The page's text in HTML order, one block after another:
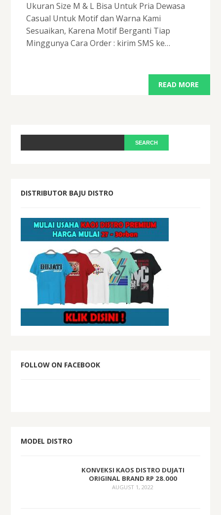
Ukuran Size M & L Bisa Untuk Pria Dewasa
Casual Untuk Motif dan Warna Kami
Sesuaikan, Karena Motif Berganti Tiap
Minggunya Cara Order : kirim SMS ke…
READ MORE
DISTRIBUTOR BAJU DISTRO
FOLLOW ON FACEBOOK
MODEL DISTRO
KONVEKSI KAOS DISTRO DUJATI
ORIGINAL BRAND RP 28.000
AUGUST 1, 2022